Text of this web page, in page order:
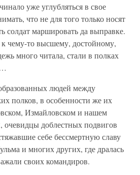
уже углубляться в свое
что не для того только носят
солдат маршировать да выправке.
к чему-то высшему, достойному,
много читала, стали в полках
людей между
полков, в особенности же их
Измайловском и нашем
доблестных подвигов
себе бессмертную славу
и многих других, где дралась
своих командиров.